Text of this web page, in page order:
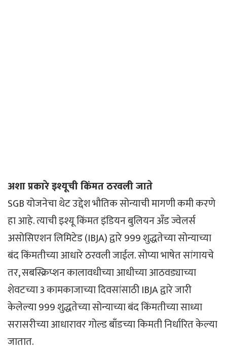
अशा प्रकारे इश्यूची किंमत ठरवली जाते
SGB ​​योजनेचा थेट उद्देश भौतिक सोन्याची मागणी कमी करणे
हा आहे. त्याची इश्यू किंमत इंडियन बुलियन अँड ज्वेलर्स
असोसिएशन लिमिटेड (IBJA) द्वारे 999 शुद्धतेच्या सोन्याच्या
बंद किंमतीच्या आधारे ठरवली जाईल. सोप्या भाषेत सांगायचे
तर, सबस्क्रिप्शन कालावधीच्या आधीच्या आठवड्याच्या
शेवटच्या 3 कामकाजाच्या दिवसांसाठी IBJA द्वारे जारी
केलेल्या 999 शुद्धतेच्या सोन्याच्या बंद किंमतीच्या साध्या
सरासरीच्या आधारावर गोल्ड बाँडच्या किमती निर्धारित केल्या
जातात.